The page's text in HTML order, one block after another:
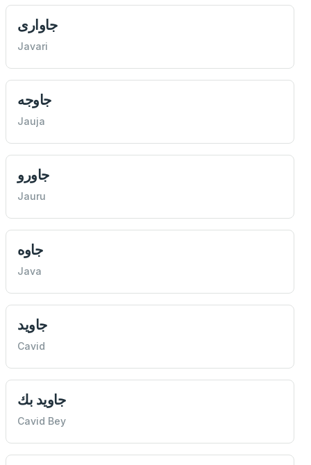
جاواری
Javari
جاوجه
Jauja
جاورو
Jauru
جاوه
Java
جاوید
Cavid
جاوید بك
Cavid Bey